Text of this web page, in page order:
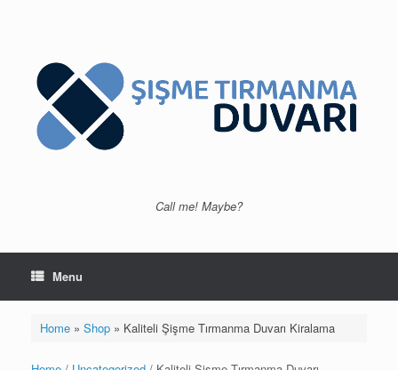
Call me! Maybe?
Menu
Home» Shop» Kaliteli Şişme Tırmanma Duvarı Kiralama